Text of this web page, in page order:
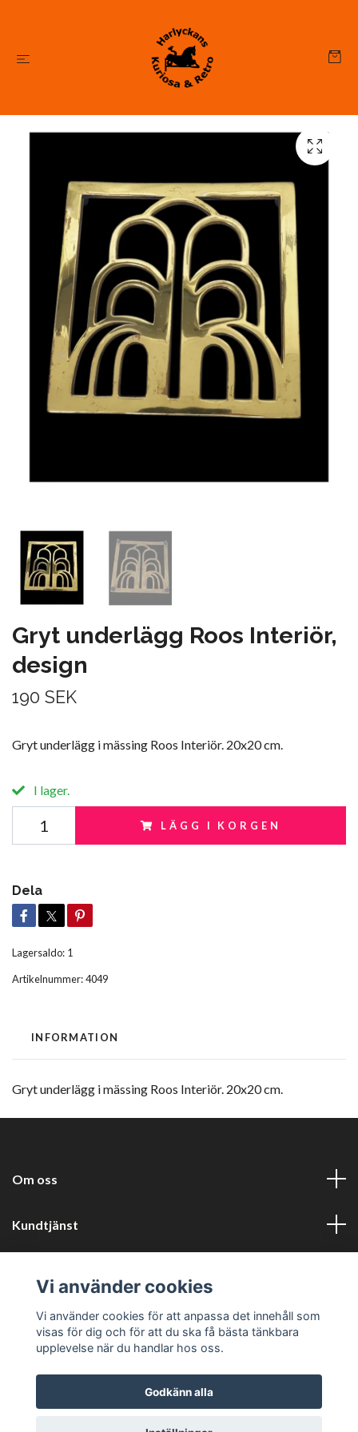
Gryt underlägg Roos Interiör,
design
190 SEK
Gryt underlägg i mässing Roos Interiör. 20x20 cm.
I lager.
LÄGG I KORGEN
Dela
Lagersaldo: 1
Artikelnummer:4049
INFORMATION
Gryt underlägg i mässing Roos Interiör. 20x20 cm.
Om oss
Kundtjänst
Sociala medier
© 2026 Harlyckans kuriosa och retro
Vi använder cookies
Vi använder cookies för att anpassa det innehåll som
visas för dig och för att du ska få bästa tänkbara
upplevelse när du handlar hos oss.
Godkänn alla